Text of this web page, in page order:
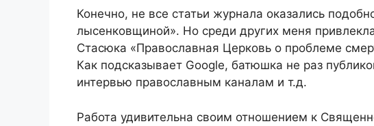
Конечно, не все статьи журнала оказались
лысенковщиной». Но среди других меня
Стасюка «Православная Церковь о проблеме
Как подсказывает Google, батюшка не раз
интервью православным каналам и т.д.
Работа удивительна своим отношением к